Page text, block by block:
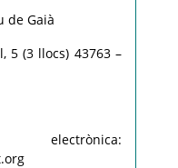
de Gaià
5 (3 llocs) 43763 –